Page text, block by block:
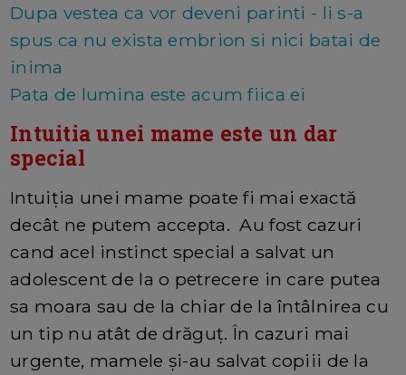
Dupa vestea ca vor deveni parinti - li s-a
spus ca nu exista embrion si nici batai de
inima
Pata de lumina este acum fiica ei
Intuitia unei mame este un dar
special
Intuiția unei mame poate fi mai exactă
decât ne putem accepta. Au fost cazuri
cand acel instinct special a salvat un
adolescent de la o petrecere in care putea
sa moara sau de la chiar de la întâlnirea cu
un tip nu atât de drăguț. În cazuri mai
urgente, mamele și-au salvat copiii de la